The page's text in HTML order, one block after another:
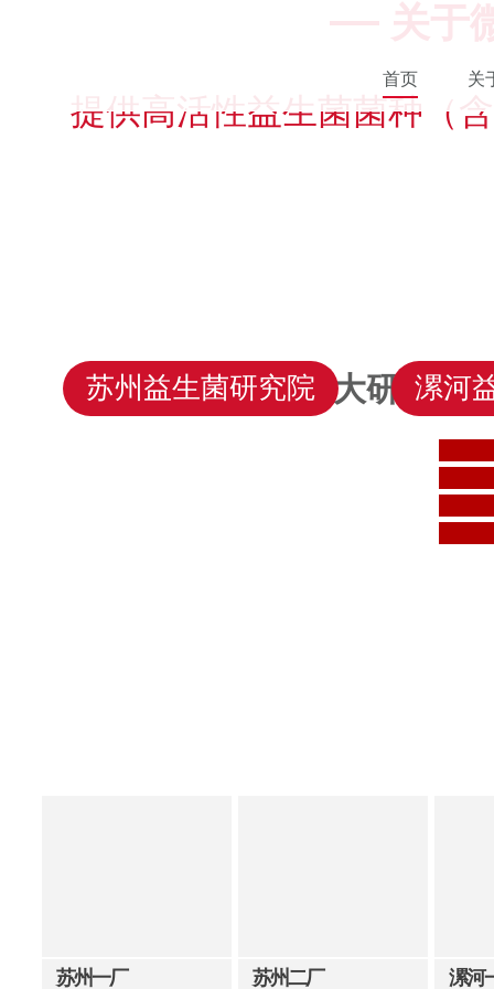
首页 关
关于
提供高活性益生菌菌种（
三大研究院
苏州益生菌研究院 漯河
苏州一厂 苏州二厂 漯河